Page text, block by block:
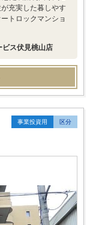
充実した暮しやす
トロックマンショ
ス伏見桃山店
事業投資用 区分